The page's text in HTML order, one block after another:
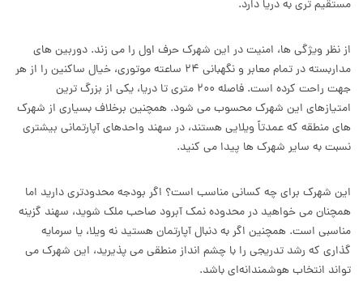
مستقیم تری به دریا دارد.
از نظر ویژگی ها، امنیت در این شهرک حرف اول را می زند. دوربین های
مداربسته در تمام معابر و نگهبانی ۲۴ ساعته موتوری، خیال ساکنین را از هر
جهت راحت کرده است. فاصله ۲۰۰ متری تا دریا، یکی از بزرگ ترین
امتیازهای این شهرک محسوب می شود. همچنین برخلاف بسیاری از شهرک
های منطقه که عمدتاً ویلایی هستند، در سهند واحدهای آپارتمانی بیشتری
نسبت به سایر شهرک ها پیدا می کنید.
این شهرک برای چه کسانی مناسب است؟ اگر بودجه محدودتری دارید اما
همچنان می خواهید در محدوده نمک آبرود صاحب ملک شوید، سهند گزینه
مناسبی است. همچنین اگر به دنبال آپارتمان هستید نه ویلا، یا سرمایه
گذاری که رشد تدریجی را با چشم انداز منطقی می پذیرید، این شهرک می
تواند انتخاب هوشمندانه‌ای باشد.